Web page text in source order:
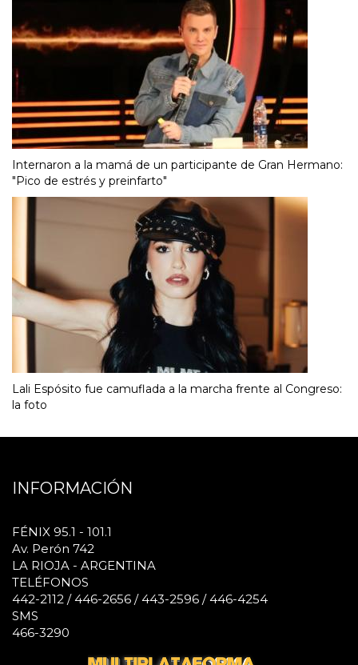
Internaron a la mamá de un participante de Gran Hermano:
"Pico de estrés y preinfarto"
Lali Espósito fue camuflada a la marcha frente al Congreso:
la foto
INFORMACIÓN
FÉNIX 95.1 - 101.1
Av. Perón 742
LA RIOJA - ARGENTINA
TELÉFONOS
442-2112 / 446-2656 / 443-2596 / 446-4254
SMS
466-3290